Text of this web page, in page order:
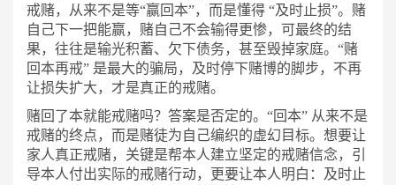
戒赌，从来不是等“赢回本”，而是懂得 “及时止损”。赌
自己下一把能赢，赌自己不会输得更惨，可最终的结
果，往往是输光积蓄、欠下债务，甚至毁掉家庭。“赌
回本再戒” 是最大的骗局，及时停下赌博的脚步，不再
让损失扩大，才是真正的戒赌。
赌回了本就能戒赌吗？答案是否定的。 “回本” 从来不是
戒赌的终点，而是赌徒为自己编织的虚幻目标。想要让
家人真正戒赌，关键是帮本人建立坚定的戒赌信念，引
导本人付出实际的戒赌行动，更要让本人明白：及时止